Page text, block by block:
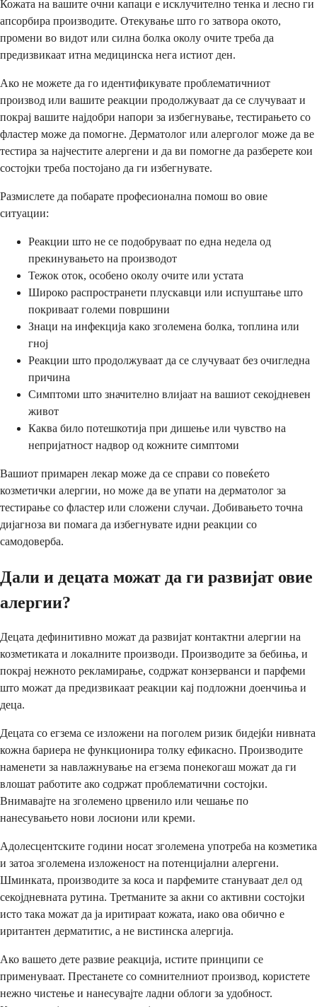
Кожата на вашите очни капаци е исклучително тенка и лесно ги
апсорбира производите. Отекување што го затвора окото,
промени во видот или силна болка околу очите треба да
предизвикаат итна медицинска нега истиот ден.
Ако не можете да го идентификувате проблематичниот
производ или вашите реакции продолжуваат да се случуваат и
покрај вашите најдобри напори за избегнување, тестирањето со
фластер може да помогне. Дерматолог или алерголог може да ве
тестира за најчестите алергени и да ви помогне да разберете кои
состојки треба постојано да ги избегнувате.
Размислете да побарате професионална помош во овие
ситуации:
Реакции што не се подобруваат по една недела од
прекинувањето на производот
Тежок оток, особено околу очите или устата
Широко распространети плускавци или испуштање што
покриваат големи површини
Знаци на инфекција како зголемена болка, топлина или
гној
Реакции што продолжуваат да се случуваат без очигледна
причина
Симптоми што значително влијаат на вашиот секојдневен
живот
Каква било потешкотија при дишење или чувство на
непријатност надвор од кожните симптоми
Вашиот примарен лекар може да се справи со повеќето
козметички алергии, но може да ве упати на дерматолог за
тестирање со фластер или сложени случаи. Добивањето точна
дијагноза ви помага да избегнувате идни реакции со
самодоверба.
Дали и децата можат да ги развијат овие
алергии?
Децата дефинитивно можат да развијат контактни алергии на
козметиката и локалните производи. Производите за бебиња, и
покрај нежното рекламирање, содржат конзерванси и парфеми
што можат да предизвикаат реакции кај подложни доенчиња и
деца.
Децата со егзема се изложени на поголем ризик бидејќи нивната
кожна бариера не функционира толку ефикасно. Производите
наменети за навлажнување на егзема понекогаш можат да ги
влошат работите ако содржат проблематични состојки.
Внимавајте на зголемено црвенило или чешање по
нанесувањето нови лосиони или креми.
Адолесцентските години носат зголемена употреба на козметика
и затоа зголемена изложеност на потенцијални алергени.
Шминката, производите за коса и парфемите стануваат дел од
секојдневната рутина. Третманите за акни со активни состојки
исто така можат да ја иритираат кожата, иако ова обично е
иритантен дерматитис, а не вистинска алергија.
Ако вашето дете развие реакција, истите принципи се
применуваат. Престанете со сомнителниот производ, користете
нежно чистење и нанесувајте ладни облоги за удобност.